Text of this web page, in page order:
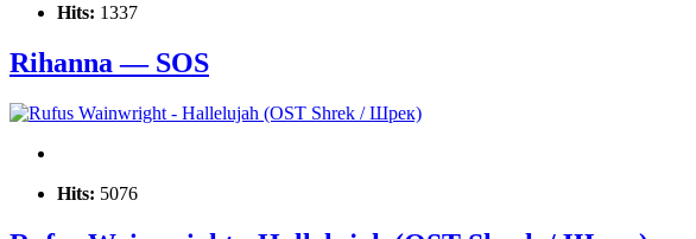
Hits: 1337
Rihanna — SOS
Hits: 5076